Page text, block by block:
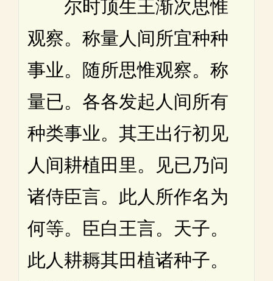
尔时顶生王渐次思惟
观察。称量人间所宜种种
事业。随所思惟观察。称
量已。各各发起人间所有
种类事业。其王出行初见
人间耕植田里。见已乃问
诸侍臣言。此人所作名为
何等。臣白王言。天子。
此人耕耨其田植诸种子。